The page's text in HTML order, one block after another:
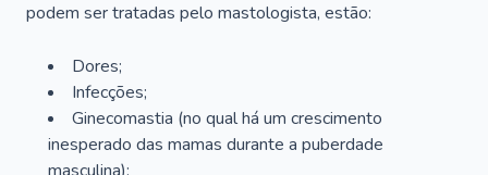
podem ser tratadas pelo mastologista, estão:
Dores;
Infecções;
Ginecomastia (no qual há um crescimento
inesperado das mamas durante a puberdade